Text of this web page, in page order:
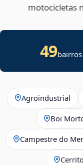
motocicletas
49
Agroindustrial
Boi
Campestre do
Cerrito